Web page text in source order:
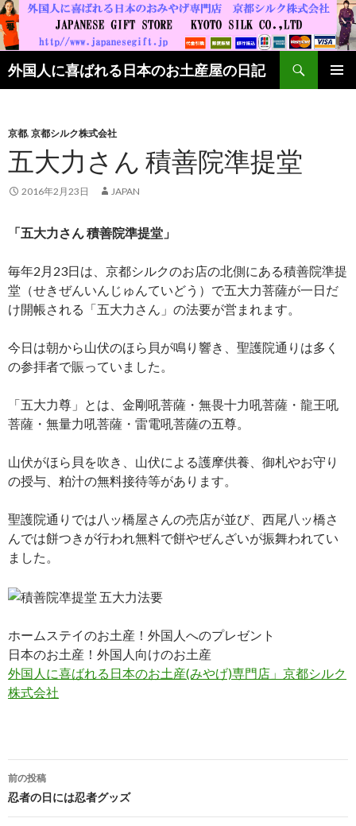
外国人に喜ばれる日本のお土産屋の日記
検索
京都, 京都シルク株式会社
五大力さん 積善院準提堂
2016年2月23日 JAPAN
「五大力さん 積善院準提堂」
毎年2月23日は、京都シルクのお店の北側にある積善院準提
堂（せきぜんいんじゅんていどう）で五大力菩薩が一日だ
け開帳される「五大力さん」の法要が営まれます。
今日は朝から山伏のほら貝が鳴り響き、聖護院通りは多く
の参拝者で賑っていました。
「五大力尊」とは、金剛吼菩薩・無畏十力吼菩薩・龍王吼
菩薩・無量力吼菩薩・雷電吼菩薩の五尊。
山伏がほら貝を吹き、山伏による護摩供養、御札やお守り
の授与、粕汁の無料接待等があります。
聖護院通りでは八ッ橋屋さんの売店が並び、西尾八ッ橋さ
んでは餅つきが行われ無料で餅やぜんざいが振舞われてい
ました。
ホームステイのお土産！外国人へのプレゼント
日本のお土産！外国人向けのお土産
外国人に喜ばれる日本のお土産(みやげ)専門店」京都シルク
株式会社
投稿ナビゲーション
前の投稿
忍者の日には忍者グッズ